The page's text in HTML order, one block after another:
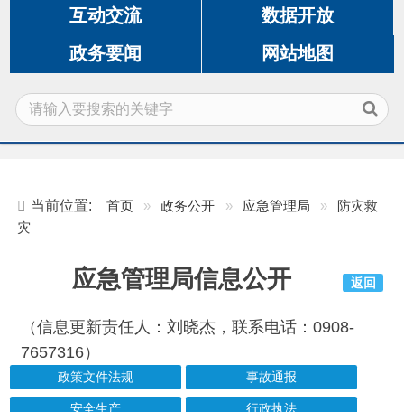
政务要闻 网站地图
（信息更新责任人：刘晓杰，联系电话：0908-
7657316）
安全生产 行政执法
防灾救灾 应急常识
应急预案 突发事件